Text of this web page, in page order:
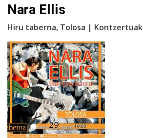
Nara Ellis
Hiru taberna, Tolosa | Kontzertuak